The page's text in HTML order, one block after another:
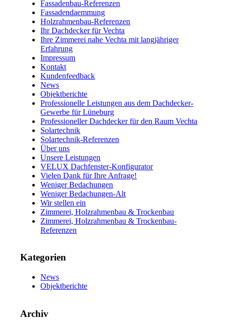
Fassadenbau-Referenzen
Fassadendaemmung
Holzrahmenbau-Referenzen
Ihr Dachdecker für Vechta
Ihre Zimmerei nahe Vechta mit langjähriger
Erfahrung
Impressum
Kontakt
Kundenfeedback
News
Objektberichte
Professionelle Leistungen aus dem Dachdecker-
Gewerbe für Lüneburg
Professioneller Dachdecker für den Raum Vechta
Solartechnik
Solartechnik-Referenzen
Über uns
Unsere Leistungen
VELUX Dachfenster-Konfigurator
Vielen Dank für Ihre Anfrage!
Weniger Bedachungen
Weniger Bedachungen-Alt
Wir stellen ein
Zimmerei, Holzrahmenbau & Trockenbau
Zimmerei, Holzrahmenbau & Trockenbau-
Referenzen
Kategorien
News
Objektberichte
Archiv